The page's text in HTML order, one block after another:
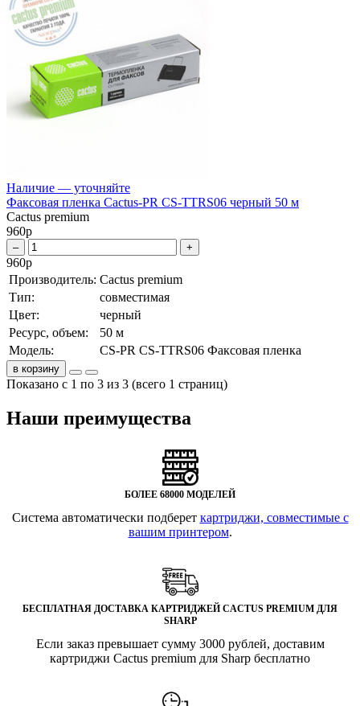
Наличие — уточняйте
Факсовая пленка Cactus-PR CS-TTRS06 черный 50 м
Cactus premium
960р
– +
960р
Производитель: Cactus premium
Тип:
совместимая
Цвет:
черный
Ресурс, объем:
50 м
Модель:
CS-PR CS-TTRS06 Факсовая пленка
в корзину
Показано с 1 по 3 из 3 (всего 1 страниц)
Наши преимущества
БОЛЕЕ 68000 МОДЕЛЕЙ
Система автоматически подберет картриджи, совместимые с
вашим принтером.
БЕСПЛАТНАЯ ДОСТАВКА КАРТРИДЖЕЙ CACTUS PREMIUM ДЛЯ
SHARP
Если заказ превышает сумму 3000 рублей, доставим
картриджи Cactus premium для Sharp бесплатно